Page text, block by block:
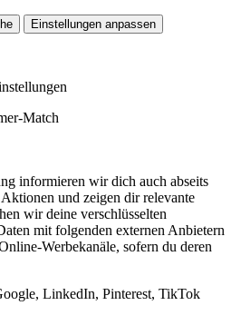
Einstellungen anpassen
Match
informieren wir dich auch abseits
und zeigen dir relevante
wir deine verschlüsselten
mit folgenden externen Anbietern
Werbekanäle, sofern du deren
LinkedIn, Pinterest, TikTok